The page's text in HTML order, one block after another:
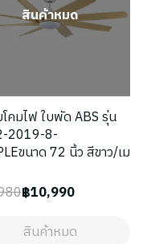
สินค้าหมด
คมไฟ ใบพัด ABS รุ่น
2019-8-
ขนาด 72 นิ้ว สีขาว/เม
฿10,990
สินค้าหมด